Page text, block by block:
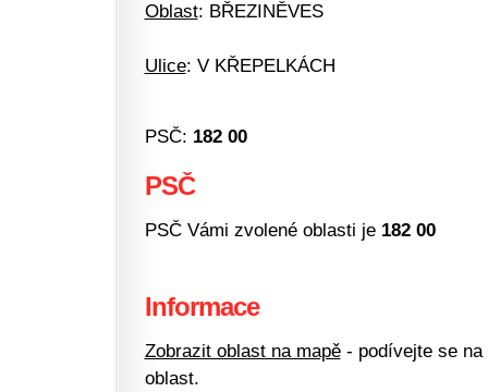
Oblast: BŘEZINĚVES
Ulice: V KŘEPELKÁCH
PSČ: 182 00
PSČ
PSČ Vámi zvolené oblasti je 182 00
Informace
Zobrazit oblast na mapě- podívejte se na
oblast.